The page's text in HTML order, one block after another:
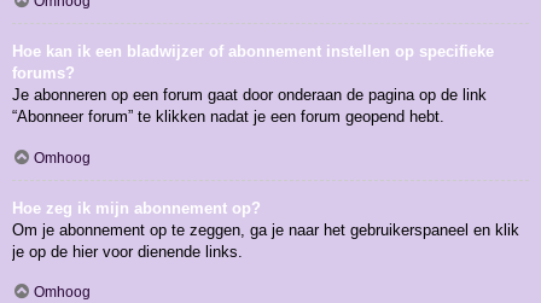
Hoe kan ik een bladwijzer of abonnement instellen op specifieke
forums?
Je abonneren op een forum gaat door onderaan de pagina op de link
“Abonneer forum” te klikken nadat je een forum geopend hebt.
Omhoog
Hoe zeg ik mijn abonnement op?
Om je abonnement op te zeggen, ga je naar het gebruikerspaneel en klik
je op de hier voor dienende links.
Omhoog